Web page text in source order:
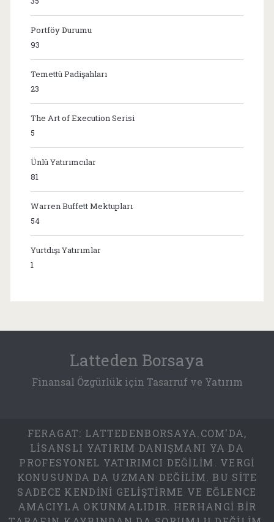
Portföy Durumu
93
Temettü Padişahları
23
The Art of Execution Serisi
5
Ünlü Yatırımcılar
81
Warren Buffett Mektupları
54
Yurtdışı Yatırımlar
1
Latteden Borsaya
Finansal Özgürlük için Tasarruf ve Yatırım
FERAGAT: LATTEDENBORSAYA.COM'DA,
LISANSLI YATIRIM DANIŞMANI YA DA
PROFESYONEL YATIRIMCI DEĞILIM. VERGI
KONUSUNDA DA UZMAN DEĞILIM. BU SITE
SADECE KENDINI GELIŞTIRME VE EĞLENCE
AMACIYLA OKUNMALIDIR. HERHANGI BIR